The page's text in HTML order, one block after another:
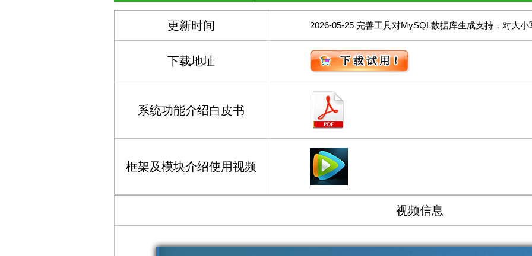
更新时间 2026-05-25 完善工具对MySQL数据库生成支持，对大
下载地址
系统功能介绍白皮书
框架及模块介绍使用视频
视频信息